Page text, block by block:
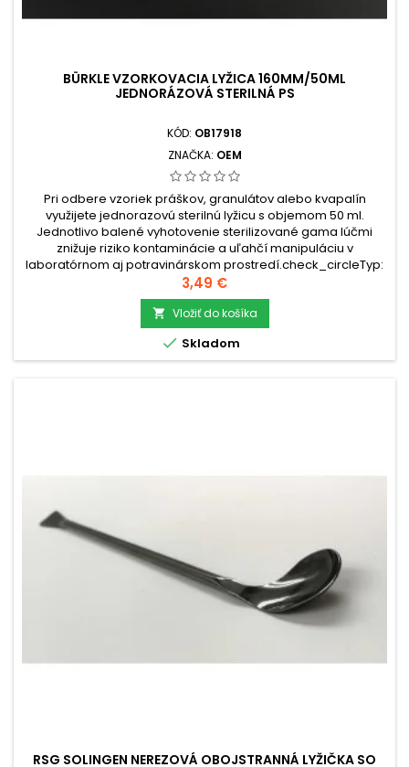
BÜRKLE VZORKOVACIA LYŽICA 160MM/50ML
JEDNORÁZOVÁ STERILNÁ PS
KÓD: OB17918
ZNAČKA: OEM
Pri odbere vzoriek práškov, granulátov alebo kvapalín
využijete jednorazovú sterilnú lyžicu s objemom 50 ml.
Jednotlivo balené vyhotovenie sterilizované gama lúčmi
znižuje riziko kontaminácie a uľahčí manipuláciu v
laboratórnom aj potravinárskom prostredí.check_circleTyp:
Jednorázová vzorkovacia lyžicacheck_circleObjem: 50
mlcheck_circleDĺžka: 160...
Cena
3,49 €
 Vložiť do košíka
 Skladom
RSG SOLINGEN NEREZOVÁ OBOJSTRANNÁ LYŽIČKA SO